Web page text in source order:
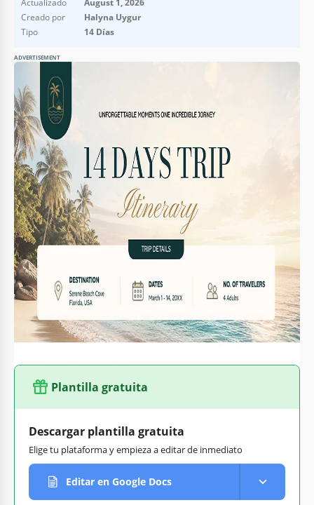
Creado por
Halyna Uygur
Tipo
14 Días
ADVERTISEMENT
Especificaciones de la plantilla
Formato
Creado
Última actualización
Comunidad
Añadido a colecciones por 6 Usuarios
Estadísticas de uso
227 descargas este mes
Características clave de esta plantilla
Duración
14 Día Itinerario Plantillas
Adecuado Para
Travel Tours , Travel Trips
Estilo
Elegant
Plantilla gratuita
Descargar plantilla gratuita
Elige tu plataforma y empieza a editar de inmediato
Editar en Google Docs